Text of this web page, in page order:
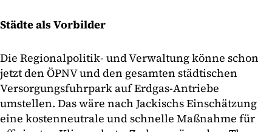
Städte als Vorbilder
Die Regionalpolitik- und Verwaltung könne schon
jetzt den ÖPNV und den gesamten städtischen
Versorgungsfuhrpark auf Erdgas-Antriebe
umstellen. Das wäre nach Jackischs Einschätzung
eine kostenneutrale und schnelle Maßnahme für